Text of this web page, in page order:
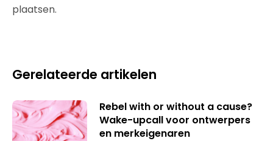
plaatsen.
Gerelateerde artikelen
Rebel with or without a cause?
Wake-upcall voor ontwerpers
en merkeigenaren